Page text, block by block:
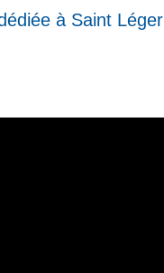
à Saint Léger